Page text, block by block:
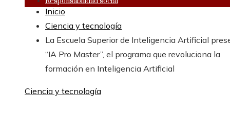
Inicio
Ciencia y tecnología
La Escuela Superior de Inteligencia Artificial
“IA Pro Master”, el programa que revoluciona la
formación en Inteligencia Artificial
Ciencia y tecnología